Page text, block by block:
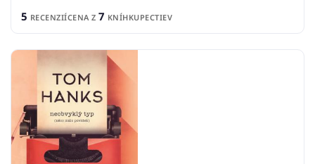
5 RECENZIÍCENA Z 7 KNÍHKUPECTIEV